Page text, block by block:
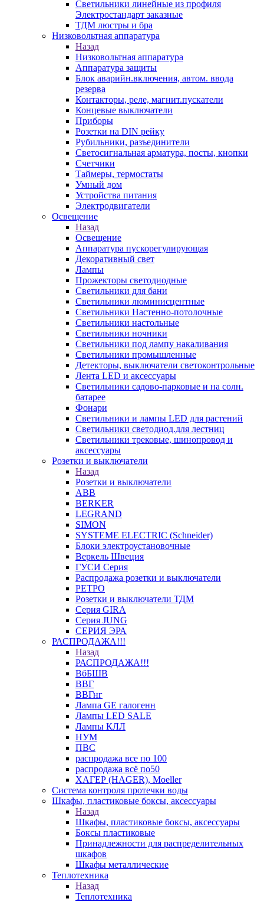
Светильники линейные из профиля
Электростандарт заказные
ТДМ люстры и бра
Низковольтная аппаратура
Назад
Низковольтная аппаратура
Аппаратура защиты
Блок аварийн.включения, автом. ввода
резерва
Контакторы, реле, магнит.пускатели
Концевые выключатели
Приборы
Розетки на DIN рейку
Рубильники, разъединители
Светосигнальная арматура, посты, кнопки
Счетчики
Таймеры, термостаты
Умный дом
Устройства питания
Электродвигатели
Освещение
Назад
Освещение
Аппаратура пускорегулирующая
Декоративный свет
Лампы
Прожекторы светодиодные
Светильники для бани
Светильники люминисцентные
Светильники Настенно-потолочные
Светильники настольные
Светильники ночники
Светильники под лампу накаливания
Светильники промышленные
Детекторы, выключатели светоконтрольные
Лента LED и аксессуары
Светильники садово-парковые и на солн.
батарее
Фонари
Светильники и лампы LED для растений
Светильники светодиод.для лестниц
Светильники трековые, шинопровод и
аксессуары
Розетки и выключатели
Назад
Розетки и выключатели
ABB
BERKER
LEGRAND
SIMON
SYSTEME ELECTRIC (Schneider)
Блоки электроустановочные
Веркель Швеция
ГУСИ Серия
Распродажа розетки и выключатели
РЕТРО
Розетки и выключатели ТДМ
Серия GIRA
Серия JUNG
СЕРИЯ ЭРА
РАСПРОДАЖА!!!
Назад
РАСПРОДАЖА!!!
ВбБШВ
ВВГ
ВВГнг
Лампа GE галогенн
Лампы LED SALE
Лампы КЛЛ
НУМ
ПВС
распродажа все по 100
распродажа всё по50
ХАГЕР (HAGER), Moeller
Система контроля протечки воды
Шкафы, пластиковые боксы, аксессуары
Назад
Шкафы, пластиковые боксы, аксессуары
Боксы пластиковые
Принадлежности для распределительных
шкафов
Шкафы металлические
Теплотехника
Назад
Теплотехника